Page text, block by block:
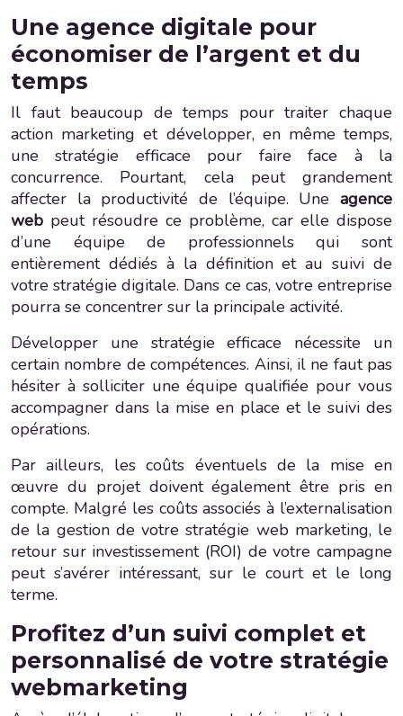
Une agence digitale pour
économiser de l’argent et du
temps
Il faut beaucoup de temps pour traiter chaque
action marketing et développer, en même temps,
une stratégie efficace pour faire face à la
concurrence. Pourtant, cela peut grandement
affecter la productivité de l’équipe. Une agence
web peut résoudre ce problème, car elle dispose
d’une équipe de professionnels qui sont
entièrement dédiés à la définition et au suivi de
votre stratégie digitale. Dans ce cas, votre entreprise
pourra se concentrer sur la principale activité.
Développer une stratégie efficace nécessite un
certain nombre de compétences. Ainsi, il ne faut pas
hésiter à solliciter une équipe qualifiée pour vous
accompagner dans la mise en place et le suivi des
opérations.
Par ailleurs, les coûts éventuels de la mise en
œuvre du projet doivent également être pris en
compte. Malgré les coûts associés à l’externalisation
de la gestion de votre stratégie web marketing, le
retour sur investissement (ROI) de votre campagne
peut s’avérer intéressant, sur le court et le long
terme.
Profitez d’un suivi complet et
personnalisé de votre stratégie
webmarketing